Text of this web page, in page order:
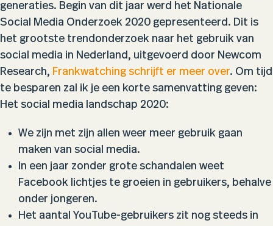
generaties. Begin van dit jaar werd het Nationale
Social Media Onderzoek 2020 gepresenteerd. Dit is
het grootste trendonderzoek naar het gebruik van
social media in Nederland, uitgevoerd door Newcom
Research, Frankwatching schrijft er meer over. Om tijd
te besparen zal ik je een korte samenvatting geven:
Het social media landschap 2020:
We zijn met zijn allen weer meer gebruik gaan
maken van social media.
In een jaar zonder grote schandalen weet
Facebook lichtjes te groeien in gebruikers, behalve
onder jongeren.
Het aantal YouTube-gebruikers zit nog steeds in